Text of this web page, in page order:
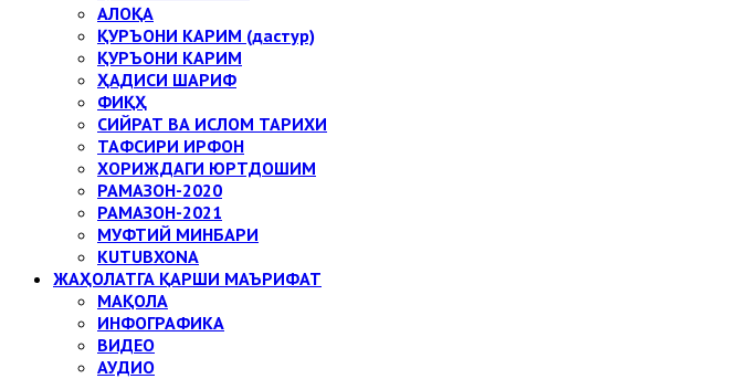
АЛОҚА
ҚУРЪОНИ КАРИМ (дастур)
ҚУРЪОНИ КАРИМ
ҲАДИСИ ШАРИФ
ФИҚҲ
СИЙРАТ ВА ИСЛОМ ТАРИХИ
ТАФСИРИ ИРФОН
ХОРИЖДАГИ ЮРТДОШИМ
РАМАЗОН-2020
РАМАЗОН-2021
МУФТИЙ МИНБАРИ
KUTUBXONA
ЖАҲОЛАТГА ҚАРШИ МАЪРИФАТ
МАҚОЛА
ИНФОГРАФИКА
ВИДЕО
АУДИО